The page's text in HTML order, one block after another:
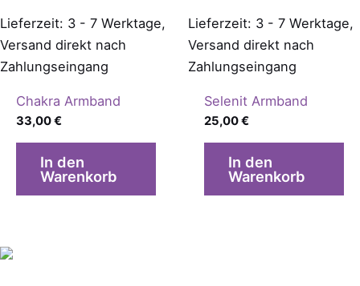
Lieferzeit: 3 - 7 Werktage,
Versand direkt nach
Zahlungseingang
Chakra Armband
33,00€
In den
Warenkorb
Lieferzeit: 3 - 7 Werktage,
Versand direkt nach
Zahlungseingang
Selenit Armband
25,00€
In den
Warenkorb